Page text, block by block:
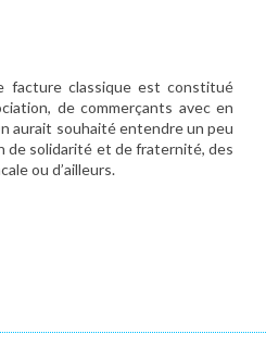
facture classique est constitué
de commerçants avec en
aurait souhaité entendre un peu
de solidarité et de fraternité, des
ou d’ailleurs.